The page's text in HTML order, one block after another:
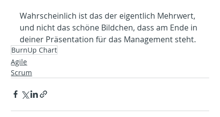
Wahrscheinlich ist das der eigentlich Mehrwert,
und nicht das schöne Bildchen, dass am Ende in
deiner Präsentation für das Management steht.
BurnUp Chart
Agile
Scrum